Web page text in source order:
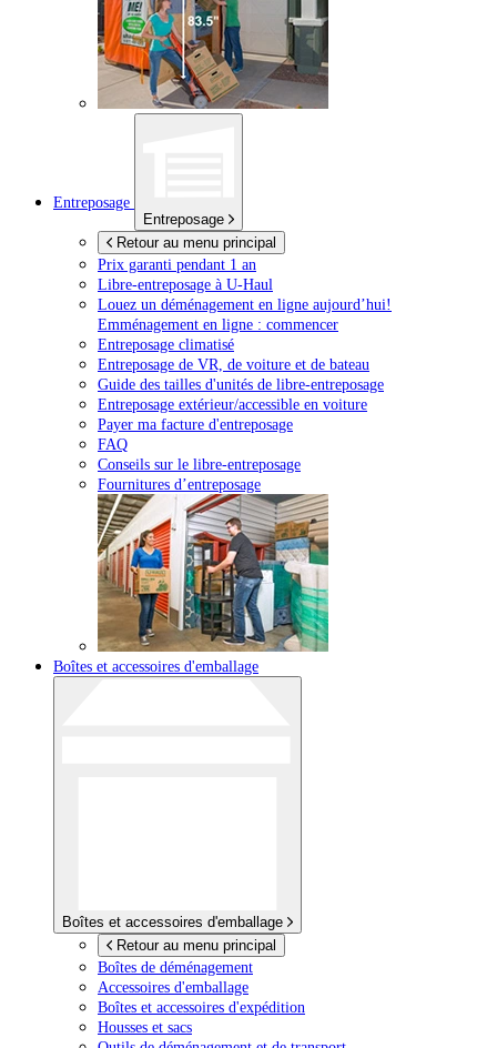
Entreposage
Entreposage
Retour au menu principal
Prix garanti pendant 1 an
Libre-entreposage à U-Haul
Louez un déménagement en ligne aujourd’hui!
Emménagement en ligne : commencer
Entreposage climatisé
Entreposage de VR, de voiture et de bateau
Guide des tailles d'unités de libre-entreposage
Entreposage extérieur/accessible en voiture
Payer ma facture d'entreposage
FAQ
Conseils sur le libre-entreposage
Fournitures d’entreposage
Boîtes et accessoires d'emballage
Boîtes et accessoires d'emballage
Retour au menu principal
Boîtes de déménagement
Accessoires d'emballage
Boîtes et accessoires d'expédition
Housses et sacs